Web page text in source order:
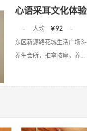
心语采耳文化体
- 人均 ￥92
-
东区新源路花城生活广场
养生会所，推拿按摩，养...